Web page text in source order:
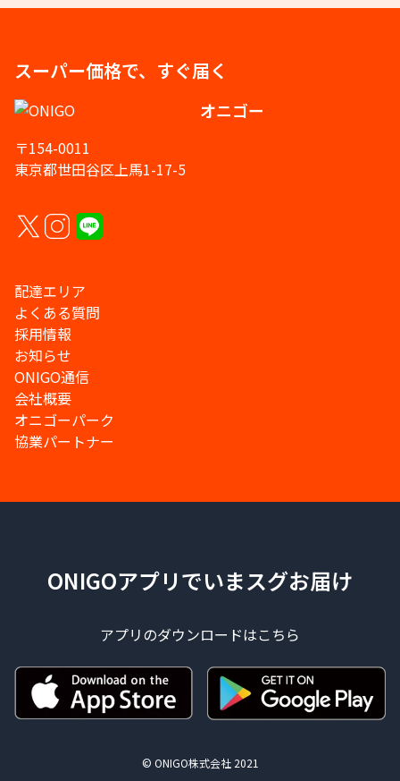
スーパー価格で、すぐ届く
オニゴー
〒154-0011
東京都世田谷区上馬1-17-5
配達エリア
よくある質問
採用情報
お知らせ
ONIGO通信
会社概要
オニゴーパーク
協業パートナー
ONIGOアプリでいまスグお届け
アプリのダウンロードはこちら
© ONIGO株式会社 2021